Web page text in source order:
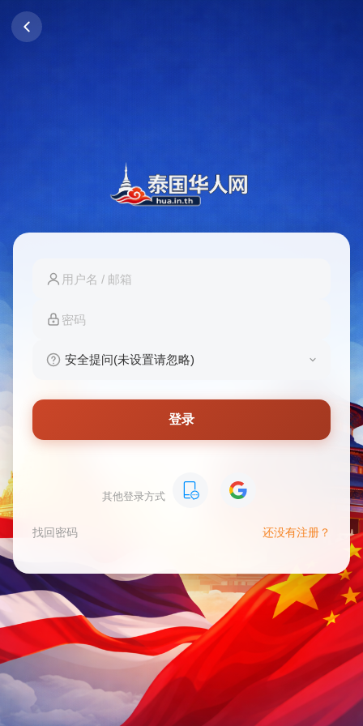
登录
其他登录方式
找回密码 还没有注册？